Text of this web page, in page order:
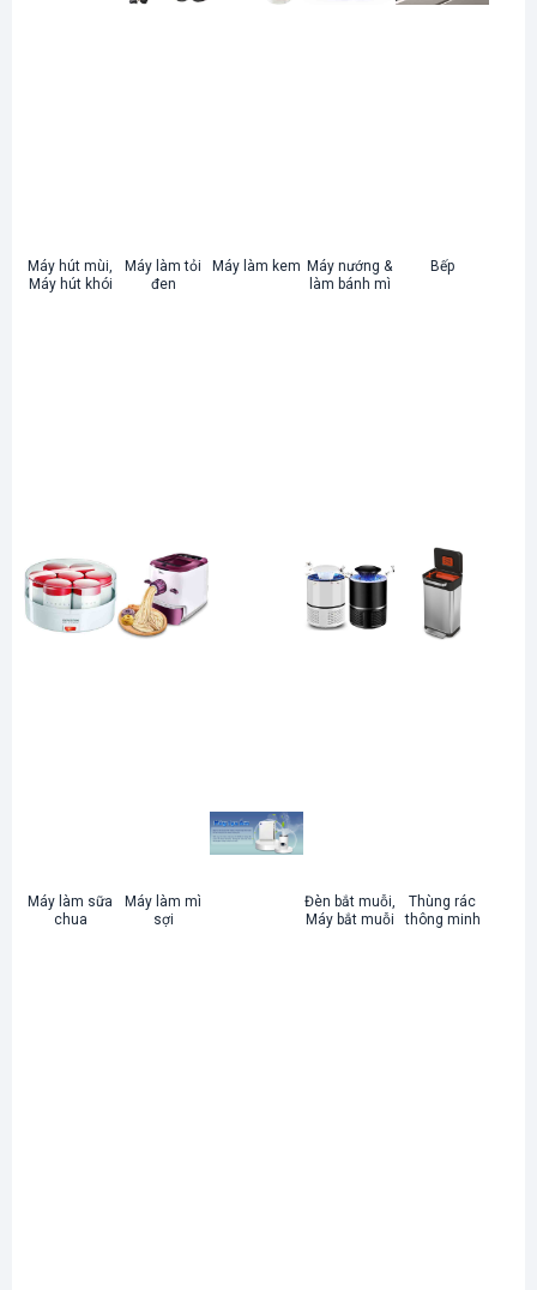
Máy hút mùi,
Máy hút khói
Máy làm tỏi
đen
Máy làm kem Máy nướng &
làm bánh mì
Bếp
Máy làm sữa
chua
Máy làm mì
sợi
Đèn bắt muỗi,
Máy bắt muỗi
Thùng rác
thông minh